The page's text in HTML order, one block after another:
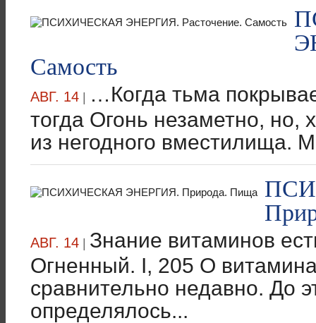
Самость
АВГ. 14 | …Когда тьма
тогда Огонь незаметно, но,
из негодного вместилища.
АВГ. 14 | Знание витаминов
Огненный. I, 205 О
сравнительно недавно. До
определялось...